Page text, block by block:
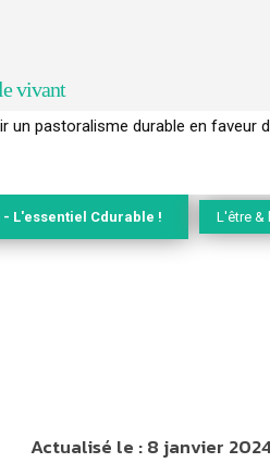
vivant
de l’arbre pour un modèle
- L'essentiel Cdurable ! L'être &
Actualisé le :8 janvier